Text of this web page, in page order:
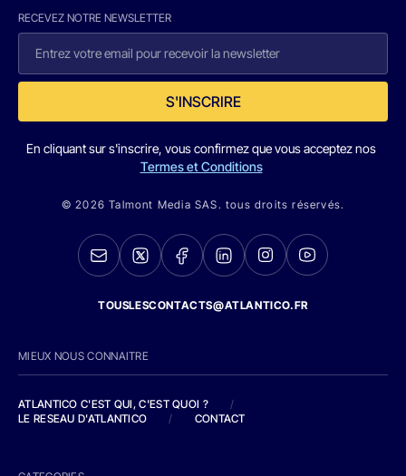
RECEVEZ NOTRE NEWSLETTER
S'INSCRIRE
En cliquant sur s'inscrire, vous confirmez que vous acceptez nos
Termes et Conditions
© 2026 Talmont Media SAS. tous droits réservés.
TOUSLESCONTACTS@ATLANTICO.FR
MIEUX NOUS CONNAITRE
ATLANTICO C'EST QUI, C'EST QUOI ?
/
LE RESEAU D'ATLANTICO
/ CONTACT